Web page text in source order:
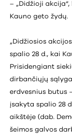
– „Didžioji
Kauno geto žydų.
„Didžiosios
spalio 28 d., kai
Prisidengiant
dirbančiųjų
erdvesnius butus
įsakyta spalio 28
aikštėje (dab.
šeimos galvos